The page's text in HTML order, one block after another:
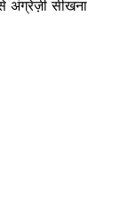
अंग्रेज़ी सीखना